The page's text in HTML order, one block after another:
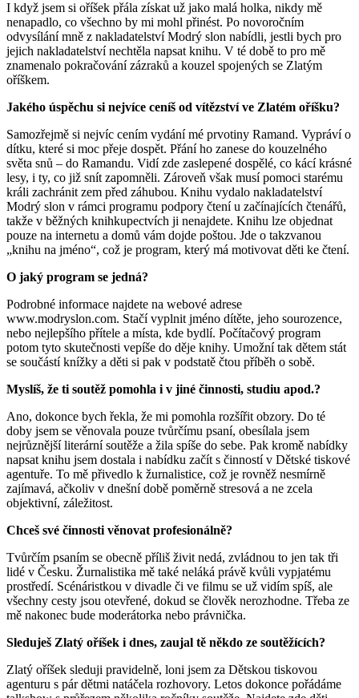
I když jsem si oříšek přála získat už jako malá holka, nikdy mě
nenapadlo, co všechno by mi mohl přinést. Po novoročním
odvysílání mně z nakladatelství Modrý slon nabídli, jestli bych pro
jejich nakladatelství nechtěla napsat knihu. V té době to pro mě
znamenalo pokračování zázraků a kouzel spojených se Zlatým
oříškem.
Jakého úspěchu si nejvíce ceníš od vítězství ve Zlatém oříšku?
Samozřejmě si nejvíc cením vydání mé prvotiny Ramand. Vypráví o
dítku, které si moc přeje dospět. Přání ho zanese do kouzelného
světa snů – do Ramandu. Vidí zde zaslepené dospělé, co kácí krásné
lesy, i ty, co již snít zapomněli. Zároveň však musí pomoci starému
králi zachránit zem před záhubou. Knihu vydalo nakladatelství
Modrý slon v rámci programu podpory čtení u začínajících čtenářů,
takže v běžných knihkupectvích ji nenajdete. Knihu lze objednat
pouze na internetu a domů vám dojde poštou. Jde o takzvanou
„knihu na jméno“, což je program, který má motivovat děti ke čtení.
O jaký program se jedná?
Podrobné informace najdete na webové adrese
www.modryslon.com. Stačí vyplnit jméno dítěte, jeho sourozence,
nebo nejlepšího přítele a místa, kde bydlí. Počítačový program
potom tyto skutečnosti vepíše do děje knihy. Umožní tak dětem stát
se součástí knížky a děti si pak v podstatě čtou příběh o sobě.
Myslíš, že ti soutěž pomohla i v jiné činnosti, studiu apod.?
Ano, dokonce bych řekla, že mi pomohla rozšířit obzory. Do té
doby jsem se věnovala pouze tvůrčímu psaní, obesílala jsem
nejrůznější literární soutěže a žila spíše do sebe. Pak kromě nabídky
napsat knihu jsem dostala i nabídku začít s činností v Dětské tiskové
agentuře. To mě přivedlo k žurnalistice, což je rovněž nesmírně
zajímavá, ačkoliv v dnešní době poměrně stresová a ne zcela
objektivní, záležitost.
Chceš své činnosti věnovat profesionálně?
Tvůrčím psaním se obecně příliš živit nedá, zvládnou to jen tak tři
lidé v Česku. Žurnalistika mě také neláká právě kvůli vypjatému
prostředí. Scénáristkou v divadle či ve filmu se už vidím spíš, ale
všechny cesty jsou otevřené, dokud se člověk nerozhodne. Třeba ze
mě nakonec bude moderátorka nebo právnička.
Sleduješ Zlatý oříšek i dnes, zaujal tě někdo ze soutěžících?
Zlatý oříšek sleduji pravidelně, loni jsem za Dětskou tiskovou
agenturu s pár dětmi natáčela rozhovory. Letos dokonce pořádáme